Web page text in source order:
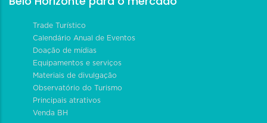
Trade Turístico
Calendário Anual de Eventos
Doação de mídias
Equipamentos e serviços
Materiais de divulgação
Observatório do Turismo
Principais atrativos
Venda BH